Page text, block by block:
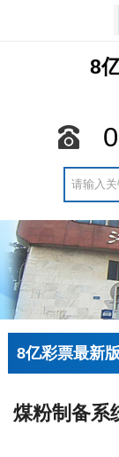
8
8亿彩票最新
煤粉制备系